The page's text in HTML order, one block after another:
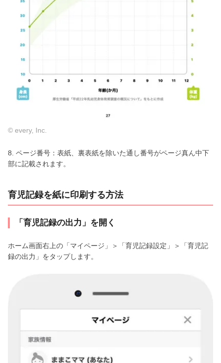
© every, Inc.
8. ページ番号：表紙、裏表紙を除いた通し番号がページ真ん中下
部に記載されます。
育児記録を紙に印刷する方法
「育児記録の出力」を開く
ホーム画面右上の「マイページ」＞「育児記録設定」＞「育児記
録の出力」をタップします。